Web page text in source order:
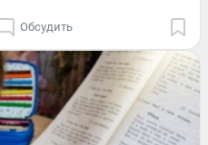
Обсудить